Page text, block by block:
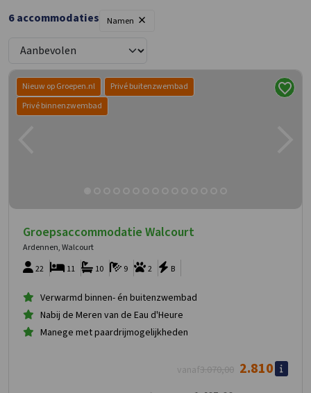
6accommodaties Namen ×
Nieuw op Groepen.nl
Privé buitenzwembad
Privé binnenzwembad
Groepsaccommodatie Walcourt
Ardennen, Walcourt
22
2
10 9 B
11
Verwarmd binnen- én buitenzwembad
Nabij de Meren van de Eau d'Heure
Manege met paardrijmogelijkheden
vanaf3.070,00 2.810